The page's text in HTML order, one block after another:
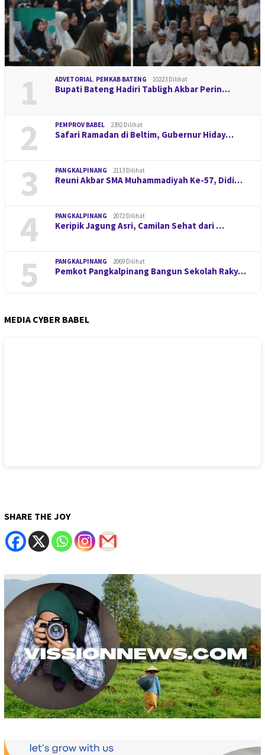
1 ADVETORIAL, PEMKAB BATENG 10223 Dilihat
Bupati Bateng Hadiri Tabligh Akbar Perin…
2 PEMPROV BABEL 2392 Dilihat
Safari Ramadan di Beltim, Gubernur Hiday…
3 PANGKALPINANG 2113 Dilihat
Reuni Akbar SMA Muhammadiyah Ke-57, Didi…
4 PANGKALPINANG 2072 Dilihat
Keripik Jagung Asri, Camilan Sehat dari …
5 PANGKALPINANG 2069 Dilihat
Pemkot Pangkalpinang Bangun Sekolah Raky…
MEDIA CYBER BABEL
SHARE THE JOY